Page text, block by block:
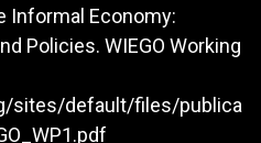
Informal Economy:
Policies. WIEGO Working
sites/default/files/publica